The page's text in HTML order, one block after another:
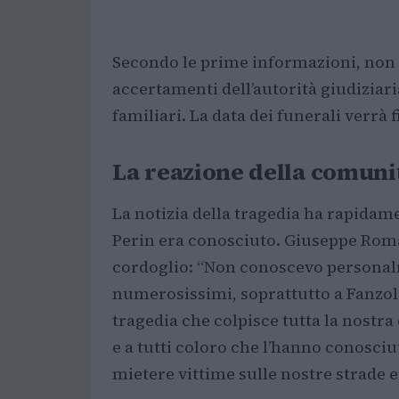
Secondo le prime informazioni,
accertamenti dell’autorità
familiari. La data dei funerali verrà
La reazione della
La notizia della tragedia ha
Perin era conosciuto. Giuseppe
cordoglio: “Non conoscevo
numerosissimi, soprattutto a
tragedia che colpisce tutta la
e a tutti coloro che l’hanno
mietere vittime sulle nostre strade